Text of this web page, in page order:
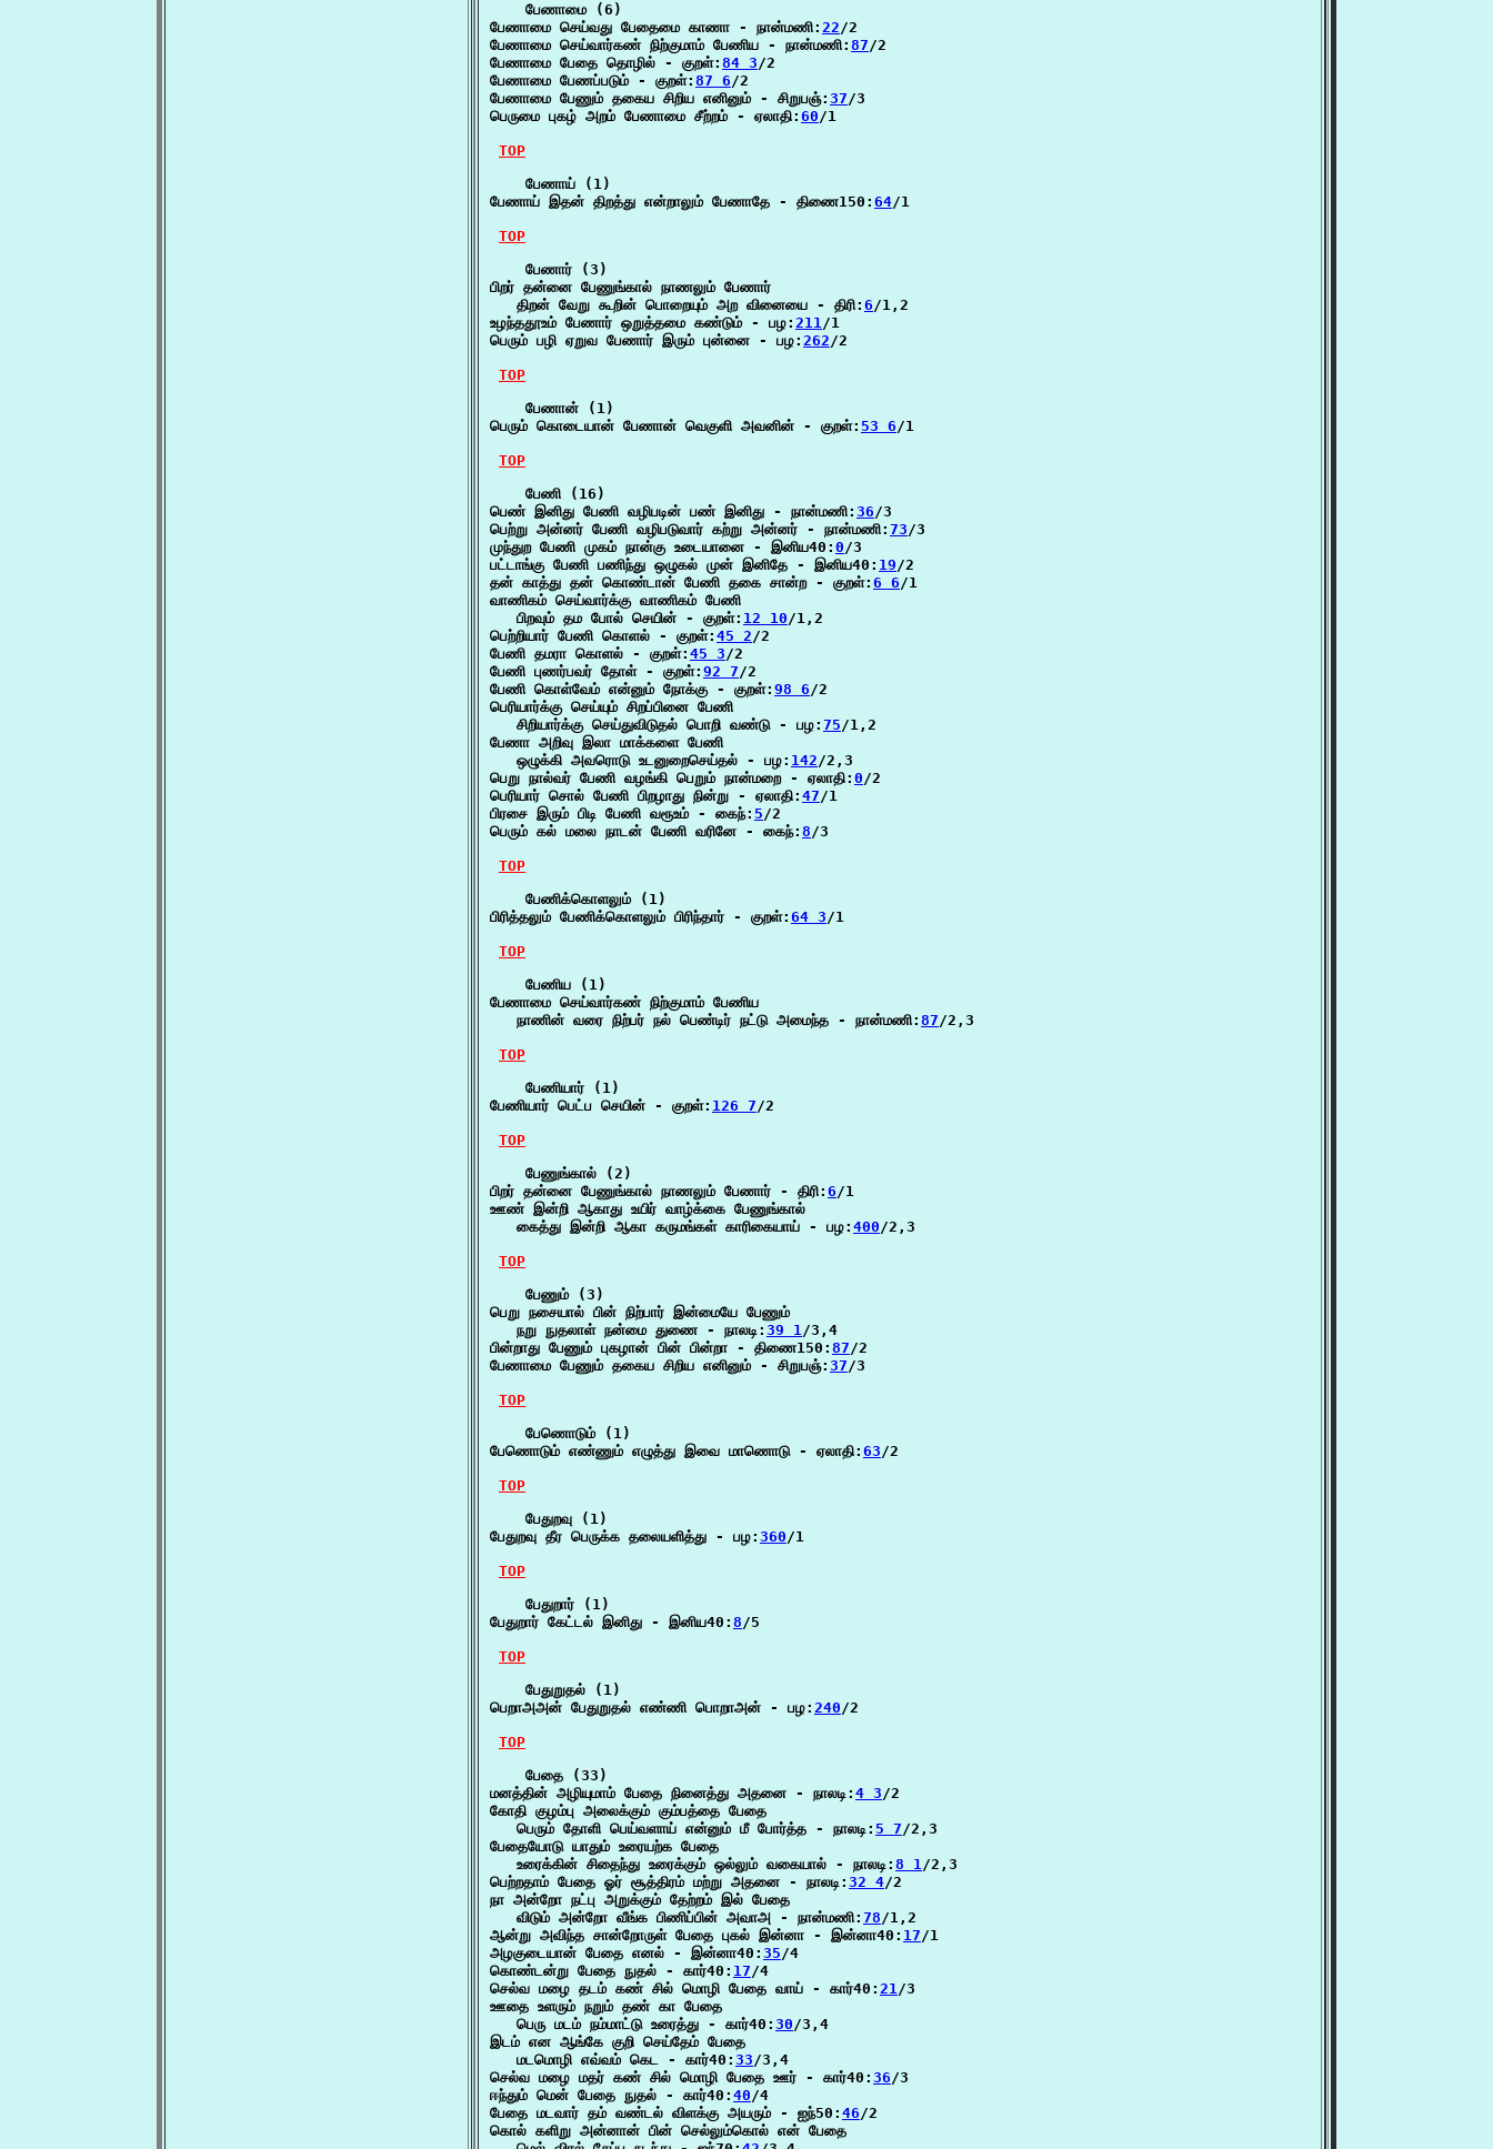
    பேணாமை (6)
பேணாமை செய்வது பேதைமை காணா - நான்மணி: 22/2
பேணாமை செய்வார்கண் நிற்குமாம் பேணிய - நான்மணி: 87/2
பேணாமை பேதை தொழில் - குறள்: 84 3/2
பேணாமை பேணப்படும் - குறள்: 87 6/2
பேணாமை பேணும் தகைய சிறிய எனினும் - சிறுபஞ்: 37/3
பெருமை புகழ் அறம் பேணாமை சீற்றம் - ஏலாதி: 60/1
TOP
    பேணாய் (1)
பேணாய் இதன் திறத்து என்றாலும் பேணாதே - திணை150: 64/1
TOP
    பேணார் (3)
பிறர் தன்னை பேணுங்கால் நாணலும் பேணார்
   திறன் வேறு கூறின் பொறையும் அற வினையை - திரி:
6/1,2
உழந்ததூஉம் பேணார் ஒறுத்தமை கண்டும் - பழ: 211/1
பெரும் பழி ஏறுவ பேணார் இரும் புன்னை - பழ: 262/2
TOP
    பேணான் (1)
பெரும் கொடையான் பேணான் வெகுளி அவனின் - குறள்: 53 6/1
TOP
    பேணி (16)
பெண் இனிது பேணி வழிபடின் பண் இனிது - நான்மணி: 36/3
பெற்று அன்னர் பேணி வழிபடுவார் கற்று அன்னர் - நான்மணி: 73/3
முந்துற பேணி முகம் நான்கு உடையானை - இனிய40: 0/3
பட்டாங்கு பேணி பணிந்து ஒழுகல் முன் இனிதே - இனிய40: 19/2
தன் காத்து தன் கொண்டான் பேணி தகை சான்ற - குறள்: 6 6/1
வாணிகம் செய்வார்க்கு வாணிகம் பேணி
   பிறவும் தம போல் செயின் - குறள்:
12 10/1,2
பெற்றியார் பேணி கொளல் - குறள்: 45 2/2
பேணி தமரா கொளல் - குறள்: 45 3/2
பேணி புணர்பவர் தோள் - குறள்: 92 7/2
பேணி கொள்வேம் என்னும் நோக்கு - குறள்: 98 6/2
பெரியார்க்கு செய்யும் சிறப்பினை பேணி
   சிறியார்க்கு செய்துவிடுதல் பொறி வண்டு - பழ:
75/1,2
பேணா அறிவு இலா மாக்களை பேணி
   ஒழுக்கி அவரொடு உடனுறைசெய்தல் - பழ:
142/2,3
பெறு நால்வர் பேணி வழங்கி பெறும் நான்மறை - ஏலாதி: 0/2
பெரியார் சொல் பேணி பிறழாது நின்று - ஏலாதி: 47/1
பிரசை இரும் பிடி பேணி வரூஉம் - கைந்: 5/2
பெரும் கல் மலை நாடன் பேணி வரினே - கைந்: 8/3
TOP
    பேணிக்கொளலும் (1)
பிரித்தலும் பேணிக்கொளலும் பிரிந்தார் - குறள்: 64 3/1
TOP
    பேணிய (1)
பேணாமை செய்வார்கண் நிற்குமாம் பேணிய
   நாணின் வரை நிற்பர் நல் பெண்டிர் நட்டு அமைந்த - நான்மணி:
87/2,3
TOP
    பேணியார் (1)
பேணியார் பெட்ப செயின் - குறள்: 126 7/2
TOP
    பேணுங்கால் (2)
பிறர் தன்னை பேணுங்கால் நாணலும் பேணார் - திரி: 6/1
ஊண் இன்றி ஆகாது உயிர் வாழ்க்கை பேணுங்கால்
   கைத்து இன்றி ஆகா கருமங்கள் காரிகையாய் - பழ:
400/2,3
TOP
    பேணும் (3)
பெறு நசையால் பின் நிற்பார் இன்மையே பேணும்
   நறு நுதலாள் நன்மை துணை - நாலடி:
39 1/3,4
பின்றாது பேணும் புகழான் பின் பின்றா - திணை150: 87/2
பேணாமை பேணும் தகைய சிறிய எனினும் - சிறுபஞ்: 37/3
TOP
    பேணொடும் (1)
பேணொடும் எண்ணும் எழுத்து இவை மாணொடு - ஏலாதி: 63/2
TOP
    பேதுறவு (1)
பேதுறவு தீர பெருக்க தலையளித்து - பழ: 360/1
TOP
    பேதுறார் (1)
பேதுறார் கேட்டல் இனிது - இனிய40: 8/5
TOP
    பேதுறுதல் (1)
பெறாஅஅன் பேதுறுதல் எண்ணி பொறாஅன் - பழ: 240/2
TOP
    பேதை (33)
மனத்தின் அழியுமாம் பேதை நினைத்து அதனை - நாலடி: 4 3/2
கோதி குழம்பு அலைக்கும் கும்பத்தை பேதை
   பெரும் தோளி பெய்வளாய் என்னும் மீ போர்த்த - நாலடி:
5 7/2,3
பேதையோடு யாதும் உரையற்க பேதை
   உரைக்கின் சிதைந்து உரைக்கும் ஒல்லும் வகையால் - நாலடி:
8 1/2,3
பெற்றதாம் பேதை ஓர் சூத்திரம் மற்று அதனை - நாலடி: 32 4/2
நா அன்றோ நட்பு அறுக்கும் தேற்றம் இல் பேதை
   விடும் அன்றோ வீங்க பிணிப்பின் அவாஅ - நான்மணி:
78/1,2
ஆன்று அவிந்த சான்றோருள் பேதை புகல் இன்னா - இன்னா40: 17/1
அழகுடையான் பேதை எனல் - இன்னா40: 35/4
கொண்டன்று பேதை நுதல் - கார்40: 17/4
செல்வ மழை தடம் கண் சில் மொழி பேதை வாய் - கார்40: 21/3
ஊதை உளரும் நறும் தண் கா பேதை
   பெரு மடம் நம்மாட்டு உரைத்து - கார்40:
30/3,4
இடம் என ஆங்கே குறி செய்தேம் பேதை
   மடமொழி எவ்வம் கெட - கார்40:
33/3,4
செல்வ மழை மதர் கண் சில் மொழி பேதை ஊர் - கார்40: 36/3
ஈந்தும் மென் பேதை நுதல் - கார்40: 40/4
பேதை மடவார் தம் வண்டல் விளக்கு அயரும் - ஐந்50: 46/2
கொல் களிறு அன்னான் பின் செல்லும்கொல் என் பேதை